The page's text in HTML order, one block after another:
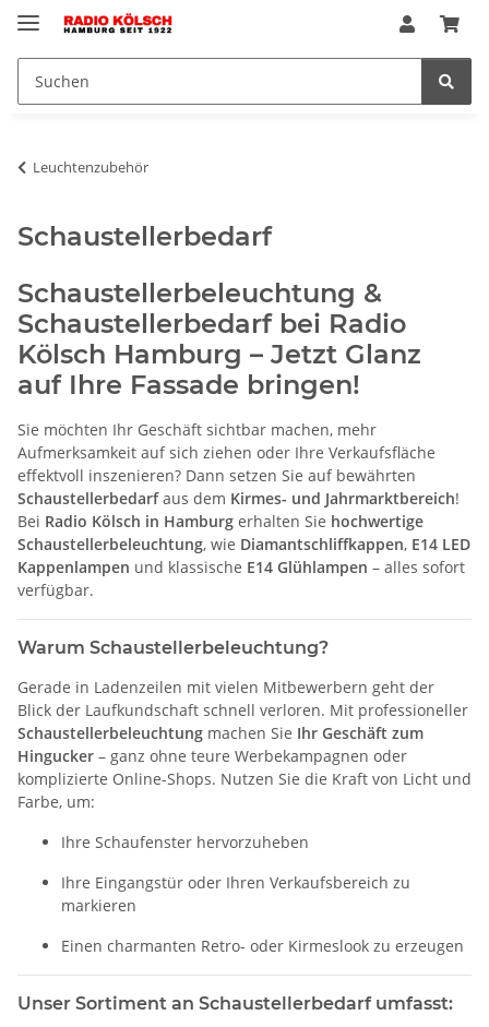
Leuchtenzubehör
Schaustellerbedarf
Schaustellerbeleuchtung &
Schaustellerbedarf bei Radio
Kölsch Hamburg – Jetzt Glanz
auf Ihre Fassade bringen!
Sie möchten Ihr Geschäft sichtbar machen, mehr
Aufmerksamkeit auf sich ziehen oder Ihre Verkaufsfläche
effektvoll inszenieren? Dann setzen Sie auf bewährten
Schaustellerbedarfaus dem Kirmes- und Jahrmarktbereich!
Bei Radio Kölsch in Hamburg erhalten Sie hochwertige
Schaustellerbeleuchtung, wie Diamantschliffkappen, E14 LED
Kappenlampen und klassische E14 Glühlampen – alles sofort
verfügbar.
Warum Schaustellerbeleuchtung?
Gerade in Ladenzeilen mit vielen Mitbewerbern geht der
Blick der Laufkundschaft schnell verloren. Mit professioneller
Schaustellerbeleuchtung machen Sie Ihr Geschäft zum
Hingucker – ganz ohne teure Werbekampagnen oder
komplizierte Online-Shops. Nutzen Sie die Kraft von Licht und
Farbe, um:
Ihre Schaufenster hervorzuheben
Ihre Eingangstür oder Ihren Verkaufsbereich zu
markieren
Einen charmanten Retro- oder Kirmeslook zu erzeugen
Unser Sortiment an Schaustellerbedarf umfasst: